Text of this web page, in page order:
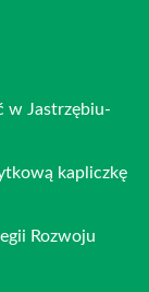
w Jastrzębiu-
kapliczkę
Rozwoju